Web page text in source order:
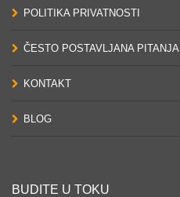
POLITIKA PRIVATNOSTI
ČESTO POSTAVLJANA PITANJA
KONTAKT
BLOG
BUDITE U TOKU